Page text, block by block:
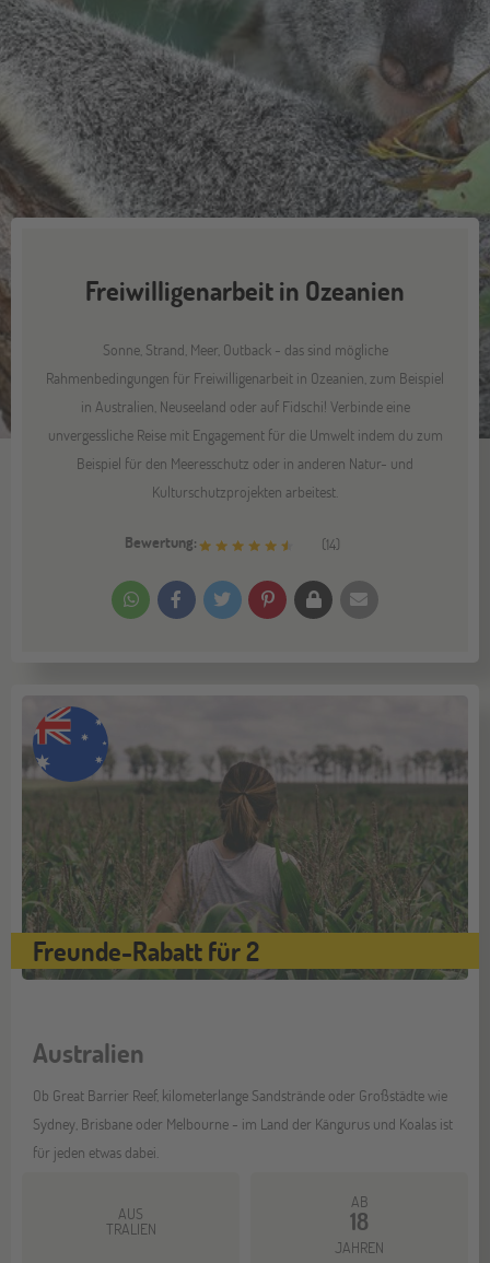
Freiwilligenarbeit in Ozeanien
Sonne, Strand, Meer, Outback - das sind mögliche
Rahmenbedingungen für Freiwilligenarbeit in Ozeanien, zum Beispiel
in Australien, Neuseeland oder auf Fidschi! Verbinde eine
unvergessliche Reise mit Engagement für die Umwelt indem du zum
Beispiel für den Meeresschutz oder in anderen Natur- und
Kulturschutzprojekten arbeitest.
Bewertung: (14)
Freunde-Rabatt für 2
Australien
Ob Great Barrier Reef, kilometerlange Sandstrände oder Großstädte wie
Sydney, Brisbane oder Melbourne - im Land der Kängurus und Koalas ist
für jeden etwas dabei.
AUS
TRALIEN
AB
18
JAHREN